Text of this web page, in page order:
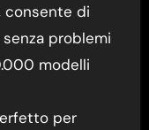
consente di
problemi
modelli
per